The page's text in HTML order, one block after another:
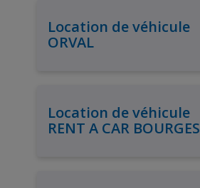
Location de véhicule
ORVAL
Location de véhicule
RENT A CAR BOURGES